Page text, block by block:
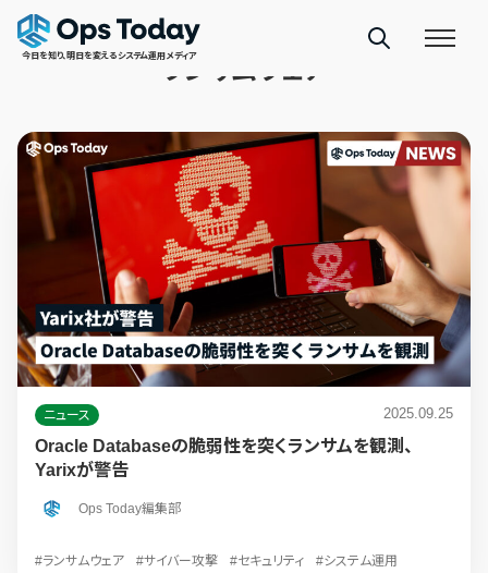
今日を知り、明日を変えるシステム運用メディアランサムウェア
ニュース 2025.09.25
Oracle Databaseの脆弱性を突くランサムを観測、
Yarixが警告
Ops Today編集部
#ランサムウェア #サイバー攻撃 #セキュリティ #システム運用